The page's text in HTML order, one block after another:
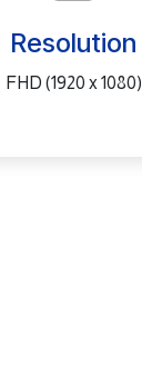
Resolution
FHD (1920 x 1080)